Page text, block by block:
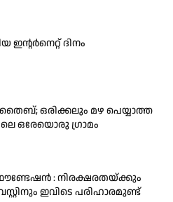
ഇന്റർനെറ്റ് ദിനം
ഒരിക്കലും മഴ പെയ്യാത്ത
ഒരേയൊരു ഗ്രാമം
: നിരക്ഷരതയ്ക്കും
വേസ്റ്റിനും ഇവിടെ പരിഹാരമുണ്ട്